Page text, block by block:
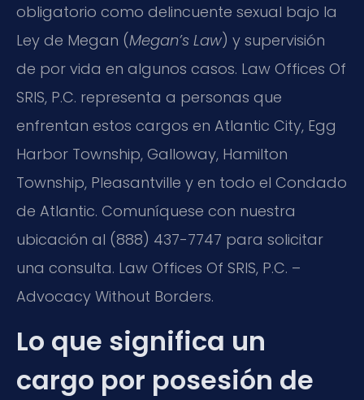
obligatorio como delincuente sexual bajo la
Ley de Megan (Megan’s Law) y supervisión
de por vida en algunos casos. Law Offices Of
SRIS, P.C. representa a personas que
enfrentan estos cargos en Atlantic City, Egg
Harbor Township, Galloway, Hamilton
Township, Pleasantville y en todo el Condado
de Atlantic. Comuníquese con nuestra
ubicación al (888) 437-7747 para solicitar
una consulta. Law Offices Of SRIS, P.C. –
Advocacy Without Borders.
Lo que significa un
cargo por posesión de